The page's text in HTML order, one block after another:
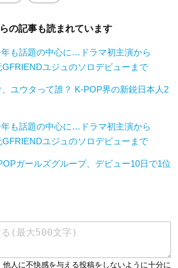
の記事も読まれています
も話題の中心に…ドラマ初主演から
GFRIENDユジュのソロデビューまで
ユウタって誰？ K-POP界の新鋭日本人2
も話題の中心に…ドラマ初主演から
GFRIENDユジュのソロデビューまで
ガールズグループ、デビュー10日で1位